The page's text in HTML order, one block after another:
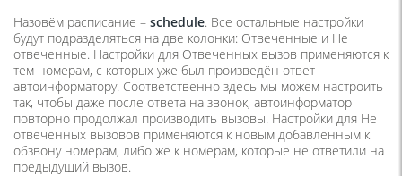
Назовём расписание – schedule. Все остальные настройки
будут подразделяться на две колонки: Отвеченные и Не
отвеченные. Настройки для Отвеченных вызов применяются к
тем номерам, с которых уже был произведён ответ
автоинформатору. Соответственно здесь мы можем настроить
так, чтобы даже после ответа на звонок, автоинформатор
повторно продолжал производить вызовы. Настройки для Не
отвеченных вызовов применяются к новым добавленным к
обзвону номерам, либо же к номерам, которые не ответили на
предыдущий вызов.